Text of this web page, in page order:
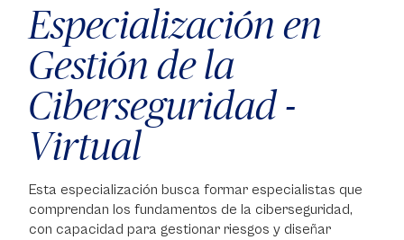
Especialización en
Gestión de la
Ciberseguridad -
Virtual
Esta especialización busca formar especialistas que
comprendan los fundamentos de la ciberseguridad,
con capacidad para gestionar riesgos y diseñar